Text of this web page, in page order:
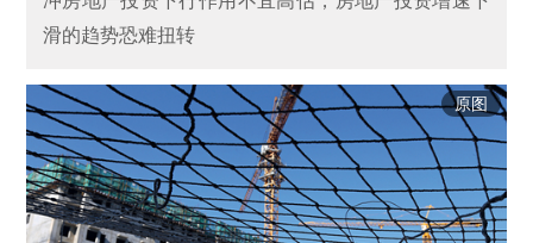
滑的趋势恐难扭转
原图